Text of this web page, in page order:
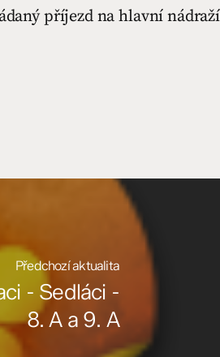
příjezd na hlavní
Předchozí aktualita
- Sedláci -
8. A a 9. A